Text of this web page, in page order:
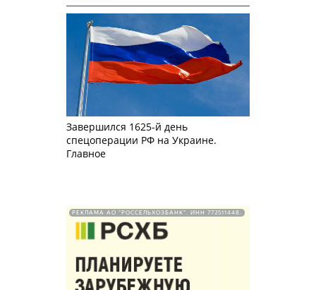
Завершился 1625-й день
спецоперации РФ на Украине.
Главное
РЕКЛАМА АО "РОССЕЛЬХОЗБАНК". ИНН 772511448.